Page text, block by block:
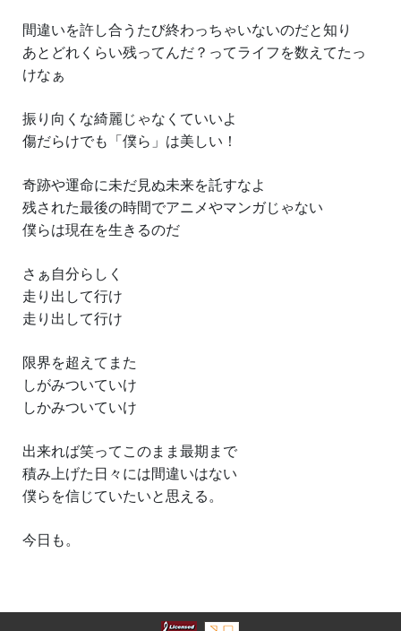
間違いを許し合うたび終わっちゃいないのだと知り
あとどれくらい残ってんだ？ってライフを数えてたっ
けなぁ
振り向くな綺麗じゃなくていいよ
傷だらけでも「僕ら」は美しい！
奇跡や運命に未だ見ぬ未来を託すなよ
残された最後の時間でアニメやマンガじゃない
僕らは現在を生きるのだ
さぁ自分らしく
走り出して行け
走り出して行け
限界を超えてまた
しがみついていけ
しかみついていけ
出来れば笑ってこのまま最期まで
積み上げた日々には間違いはない
僕らを信じていたいと思える。
今日も。